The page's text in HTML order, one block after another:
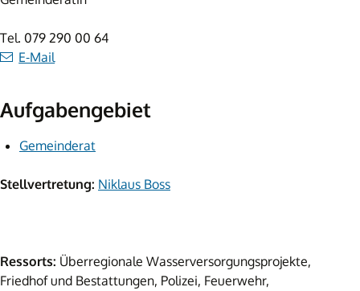
Tel. 079 290 00 64
E-Mail
Aufgabengebiet
Gemeinderat
Stellvertretung: Niklaus Boss
Ressorts: Überregionale Wasserversorgungsprojekte,
Friedhof und Bestattungen, Polizei, Feuerwehr,